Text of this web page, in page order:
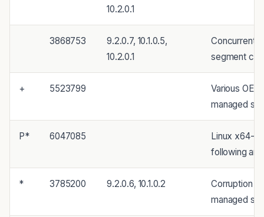
10.2.0.1
3868753
9.2.0.7, 10.1.0.5,
10.2.0.1
Concurrent
segment can
+ 5523799
Various
managed
P* 6047085
Linux x64-
following
* 3785200 9.2.0.6, 10.1.0.2
Corruption
managed